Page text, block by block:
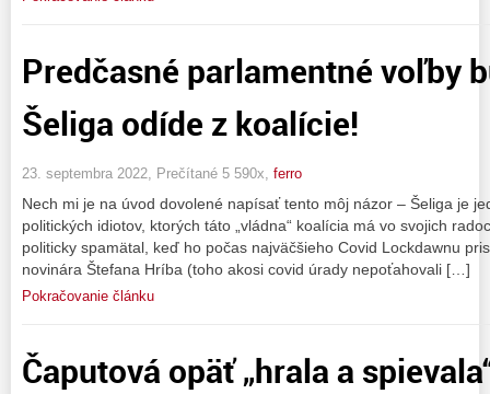
Predčasné parlamentné voľby
Šeliga odíde z koalície!
23. septembra 2022, Prečítané 5 590x, ferro
Nech mi je na úvod dovolené napísať tento môj názor – Šeliga je
politických idiotov, ktorých táto „vládna“ koalícia má vo svojich
politicky spamätal, keď ho počas najväčšieho Covid Lockdawnu
novinára Štefana Hríba (toho akosi covid úrady nepoťahovali […]
Pokračovanie článku
Čaputová opäť „hrala a